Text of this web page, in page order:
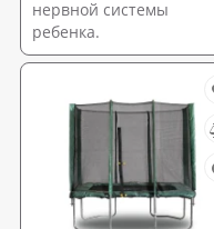
нервной системы
ребенка.